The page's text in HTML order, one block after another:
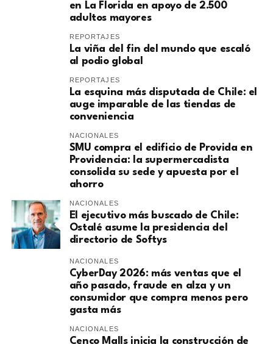
en La Florida en apoyo de 2.500
adultos mayores
REPORTAJES
La viña del fin del mundo que escaló
al podio global
REPORTAJES
La esquina más disputada de Chile: el
auge imparable de las tiendas de
conveniencia
NACIONALES
SMU compra el edificio de Provida en
Providencia: la supermercadista
consolida su sede y apuesta por el
ahorro
NACIONALES
El ejecutivo más buscado de Chile:
Ostalé asume la presidencia del
directorio de Softys
NACIONALES
CyberDay 2026: más ventas que el
año pasado, fraude en alza y un
consumidor que compra menos pero
gasta más
NACIONALES
Cenco Malls inicia la construcción de